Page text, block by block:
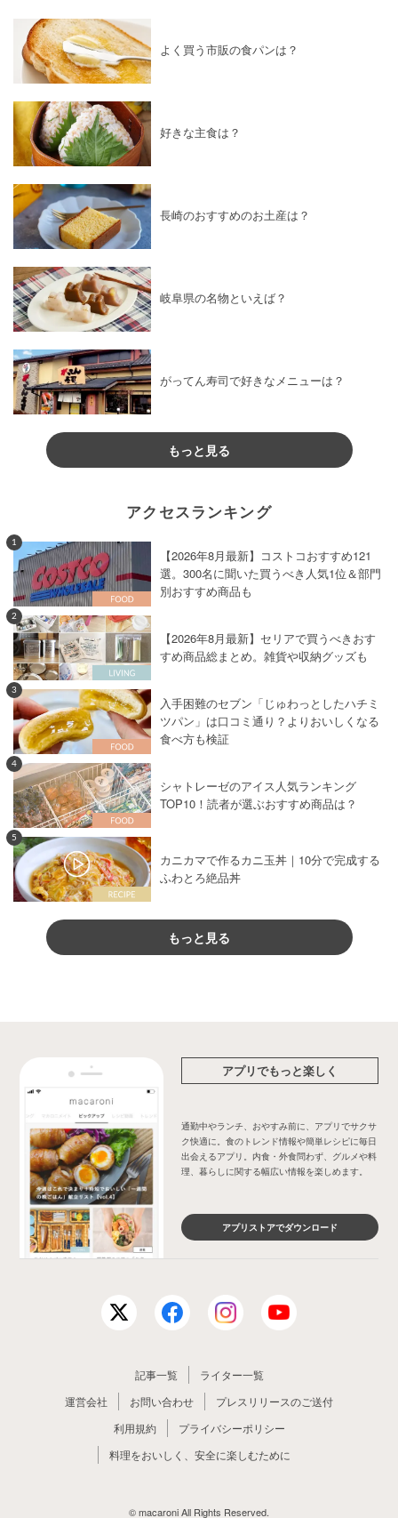
よく買う市販の食パンは？
好きな主食は？
長崎のおすすめのお土産は？
岐阜県の名物といえば？
がってん寿司で好きなメニューは？
もっと見る
アクセスランキング
1
【2026年8月最新】コストコおすすめ121
選。300名に聞いた買うべき人気1位＆部門
別おすすめ商品も
2
【2026年8月最新】セリアで買うべきおす
すめ商品総まとめ。雑貨や収納グッズも
3
入手困難のセブン「じゅわっとしたハチミ
ツパン」は口コミ通り？よりおいしくなる
食べ方も検証
4
シャトレーゼのアイス人気ランキング
TOP10！読者が選ぶおすすめ商品は？
5
カニカマで作るカニ玉丼｜10分で完成する
ふわとろ絶品丼
もっと見る
アプリでもっと楽しく
通勤中やランチ、おやすみ前に、アプリでサクサ
ク快適に。食のトレンド情報や簡単レシピに毎日
出会えるアプリ。内食・外食問わず、グルメや料
理、暮らしに関する幅広い情報を楽しめます。
アプリストアでダウンロード
記事一覧
ライター一覧
運営会社
お問い合わせ
プレスリリースのご送付
利用規約
プライバシーポリシー
料理をおいしく、安全に楽しむために
© macaroni All Rights Reserved.